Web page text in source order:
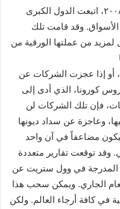
خلال الأزمة المالية العالمية في العام ٢٠٠٨، اتبعت الدول الكبرى
وقد قامت تلك
من عملتها الورقية من
أو إذا عجزت الشركات عن
كورونا، الذي أدى إلى
فإن تلك الشركات لن
وعاجزة عن سداد ديونها
مضاعفاً في آن واحد
وقد توقعت تقارير متعددة
المدرجة في وول ستريت عن
الجاري. ويمكن سحب هذا
في كافة أرجاء العالم. ولكن